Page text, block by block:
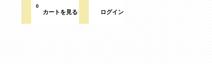
カートを見る
0
ログイン